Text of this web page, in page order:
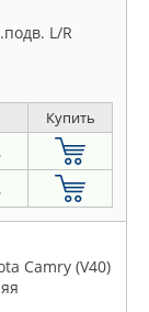
L/R
Купить
Camry (V40)